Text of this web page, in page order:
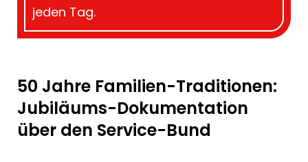
jeden Tag.
50 Jahre Familien-Traditionen:
Jubiläums-Dokumentation
über den Service-Bund